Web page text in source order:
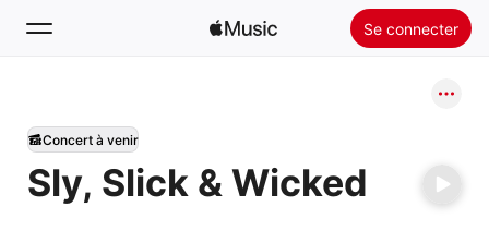
Se connecter
Accueil
Nouveautés
Sly, Slick & Wicked
Concert à venir